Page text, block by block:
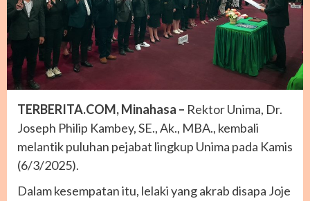
TERBERITA.COM, Minahasa – Rektor Unima, Dr.
Joseph Philip Kambey, SE., Ak., MBA., kembali
melantik puluhan pejabat lingkup Unima pada Kamis
(6/3/2025).
Dalam kesempatan itu, lelaki yang akrab disapa Joje